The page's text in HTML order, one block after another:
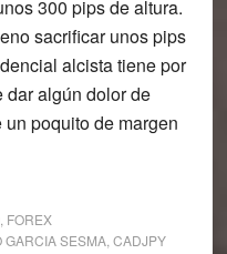
300 pips de altura.
sacrificar unos pips
alcista tiene por
dar algún dolor de
poquito de margen
FOREX
GARCIA SESMA, CADJPY